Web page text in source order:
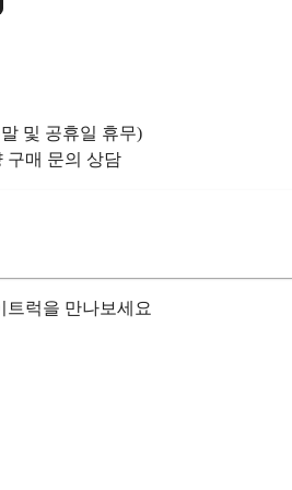
및 공휴일 휴무)
구매 문의 상담
트럭을 만나보세요